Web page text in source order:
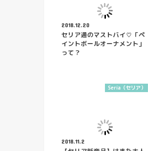
2018.12.20
セリア通のマストバイ♡「ペ
イントボールオーナメント」
って？
Seria（セリア）
2018.11.2